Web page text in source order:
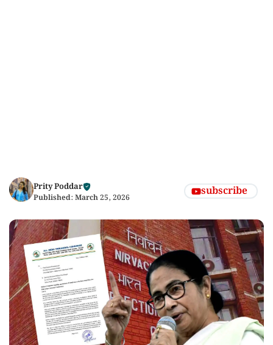
Prity Poddar
Published: March 25, 2026 subscribe